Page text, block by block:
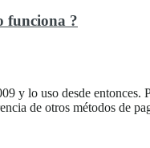
funciona ?
y lo uso desde
de otros métodos de